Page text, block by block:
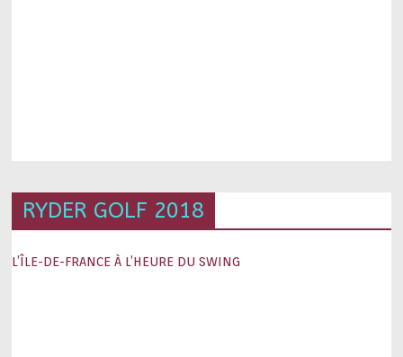
RYDER GOLF 2018
L’ÎLE-DE-FRANCE À L’HEURE DU SWING